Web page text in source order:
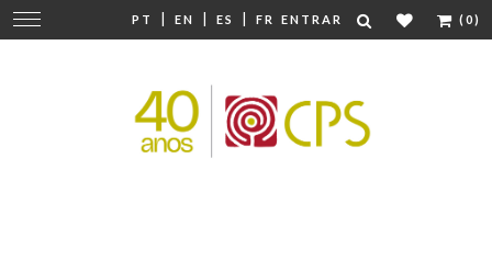
PT | EN | ES | FR ENTRAR (0)
Mudar
navegação